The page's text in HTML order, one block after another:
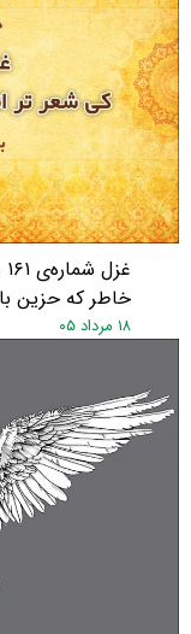
خاطر که حزین
۱۸ مرداد ۰۵